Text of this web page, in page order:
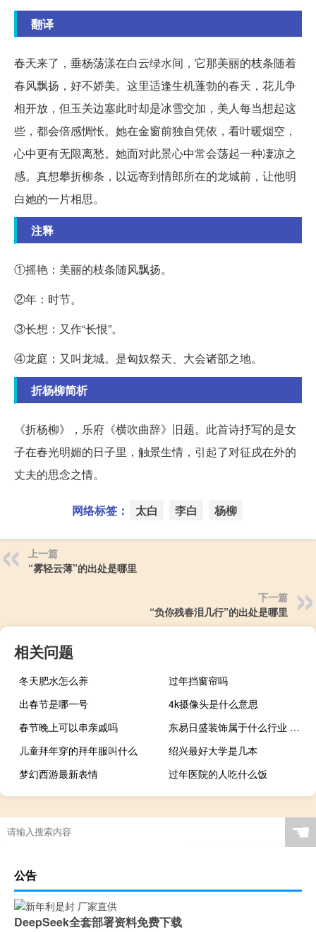
翻译
春天来了，垂杨荡漾在白云绿水间，它那美丽的枝条随着
春风飘扬，好不娇美。这里适逢生机蓬勃的春天，花儿争
相开放，但玉关边塞此时却是冰雪交加，美人每当想起这
些，都会倍感惆怅。她在金窗前独自凭依，看叶暖烟空，
心中更有无限离愁。她面对此景心中常会荡起一种凄凉之
感。真想攀折柳条，以远寄到情郎所在的龙城前，让他明
白她的一片相思。
注释
①摇艳：美丽的枝条随风飘扬。
②年：时节。
③长想：又作“长恨”。
④龙庭：又叫龙城。是匈奴祭天、大会诸部之地。
折杨柳简析
《折杨柳》，乐府《横吹曲辞》旧题。此首诗抒写的是女
子在春光明媚的日子里，触景生情，引起了对征戍在外的
丈夫的思念之情。
网络标签： 太白 李白 杨柳
上一篇
“雾轻云薄”的出处是哪里
下一篇
“负你残春泪几行”的出处是哪里
相关问题
冬天肥水怎么养
过年挡窗帘吗
出春节是哪一号
4k摄像头是什么意思
春节晚上可以串亲戚吗
东易日盛装饰属于什么行业 无锡东易日盛装饰
儿童拜年穿的拜年服叫什么
绍兴最好大学是几本
梦幻西游最新表情
过年医院的人吃什么饭
☚
公告
DeepSeek全套部署资料免费下载